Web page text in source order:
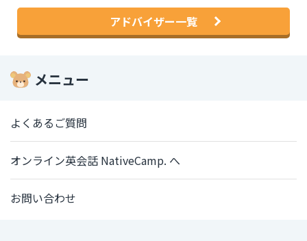
アドバイザー一覧
メニュー
よくあるご質問
オンライン英会話 NativeCamp. へ
お問い合わせ